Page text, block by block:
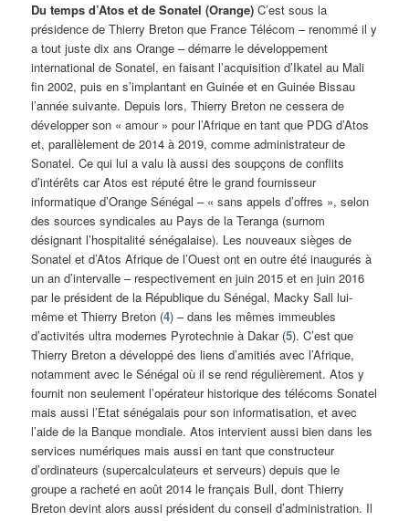
Du temps d’Atos et de Sonatel (Orange) C’est sous la
présidence de Thierry Breton que France Télécom – renommé il y
a tout juste dix ans Orange – démarre le développement
international de Sonatel, en faisant l’acquisition d’Ikatel au Mali
fin 2002, puis en s’implantant en Guinée et en Guinée Bissau
l’année suivante. Depuis lors, Thierry Breton ne cessera de
développer son « amour » pour l’Afrique en tant que PDG d’Atos
et, parallèlement de 2014 à 2019, comme administrateur de
Sonatel. Ce qui lui a valu là aussi des soupçons de conflits
d’intérêts car Atos est réputé être le grand fournisseur
informatique d’Orange Sénégal – « sans appels d’offres », selon
des sources syndicales au Pays de la Teranga (surnom
désignant l’hospitalité sénégalaise). Les nouveaux sièges de
Sonatel et d’Atos Afrique de l’Ouest ont en outre été inaugurés à
un an d’intervalle – respectivement en juin 2015 et en juin 2016
par le président de la République du Sénégal, Macky Sall lui-
même et Thierry Breton (4) – dans les mêmes immeubles
d’activités ultra modernes Pyrotechnie à Dakar (5). C’est que
Thierry Breton a développé des liens d’amitiés avec l’Afrique,
notamment avec le Sénégal où il se rend régulièrement. Atos y
fournit non seulement l’opérateur historique des télécoms Sonatel
mais aussi l’Etat sénégalais pour son informatisation, et avec
l’aide de la Banque mondiale. Atos intervient aussi bien dans les
services numériques mais aussi en tant que constructeur
d’ordinateurs (supercalculateurs et serveurs) depuis que le
groupe a racheté en août 2014 le français Bull, dont Thierry
Breton devint alors aussi président du conseil d’administration. Il